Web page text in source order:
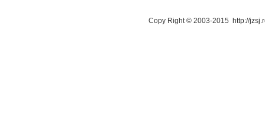
Copy Right © 2003-2015 http://